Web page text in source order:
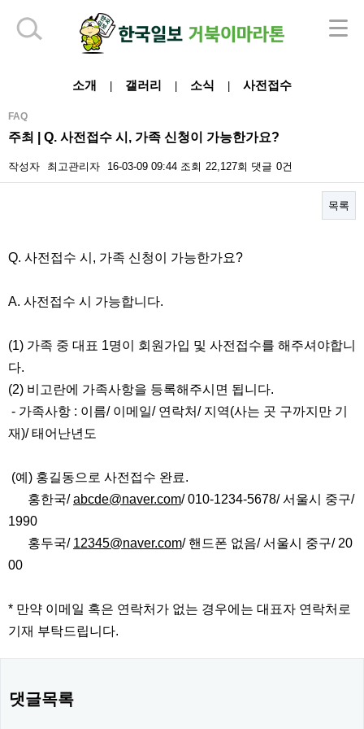
소개 갤러리 소식 사전접수
FAQ
주최 | Q. 사전접수 시, 가족 신청이 가능한가요?
작성자 최고관리자 16-03-09 09:44 조회 22,127회 댓글 0건
목록
본문
Q. 사전접수 시, 가족 신청이 가능한가요?
A. 사전접수 시 가능합니다.
(1) 가족 중 대표 1명이 회원가입 및 사전접수를 해주셔야합니
다.
(2) 비고란에 가족사항을 등록해주시면 됩니다.
- 가족사항 : 이름/ 이메일/ 연락처/ 지역(사는 곳 구까지만 기
재)/ 태어난년도
(예) 홍길동으로 사전접수 완료.
홍한국/abcde@naver.com/ 010-1234-5678/ 서울시 중구/
1990
홍두국/ 12345@naver.com/ 핸드폰 없음/ 서울시 중구/ 20
00
* 만약 이메일 혹은 연락처가 없는 경우에는 대표자 연락처로
기재 부탁드립니다.
댓글목록
하단 영역